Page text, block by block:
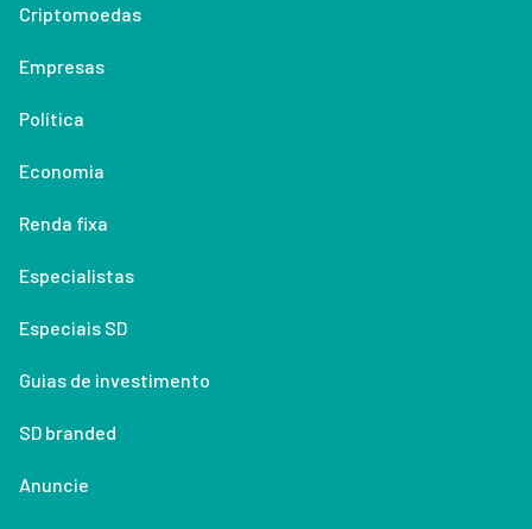
Criptomoedas
Empresas
Política
Economia
Renda fixa
Especialistas
Especiais SD
Guias de investimento
SD branded
Anuncie